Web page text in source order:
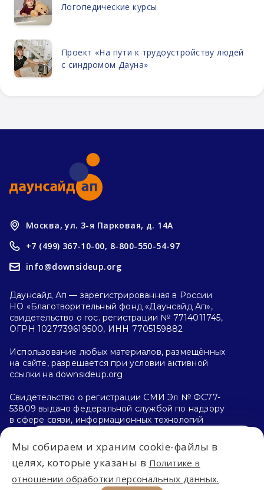
Логопедические курсы
Проект «На пути к трудоустройству людей
с синдромом Дауна»
Впервые на сайте?
С чего начать?
Москва, ул. 3-я Парковая, д. 14А
+7 (499) 367-10-00, 8-800-550-54-97
info@downsideup.org
Даунсайд Ап — зарегистрированная в России
НО «Благотворительный фонд «Даунсайд Ап»,
свидетельство о гос. регистрации № 7714011745,
ОГРН 1027739619500, ИНН 7705159882
Использование любых материалов, размещённых
на сайте, разрешается при условии активной
ссылки на downsideup.org
Свидетельство о регистрации СМИ Эл № ФС77-
53809 выдано федеральной службой по надзору
в сфере связи, информационных технологий
и массовых коммуникаций (Роскомнадзор)
26.04.2013 г.
Политика конфиденциальности
Мы собираем и храним cookie-файлы в
целях, которые указаны в Политике в
отношении обработки персональных данных.